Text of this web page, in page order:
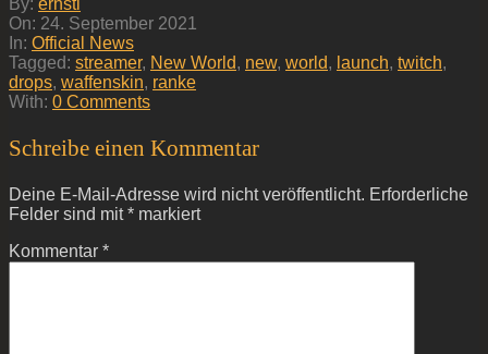
Teilen
09-
24
On: 24. September 2021
In: Official News
Tagged: streamer, New World, new, world, launch, twitch,
drops, waffenskin, ranke
With: 0 Comments
Schreibe einen Kommentar
Deine E-Mail-Adresse wird nicht veröffentlicht. Erforderliche
Felder sind mit* markiert
Kommentar *